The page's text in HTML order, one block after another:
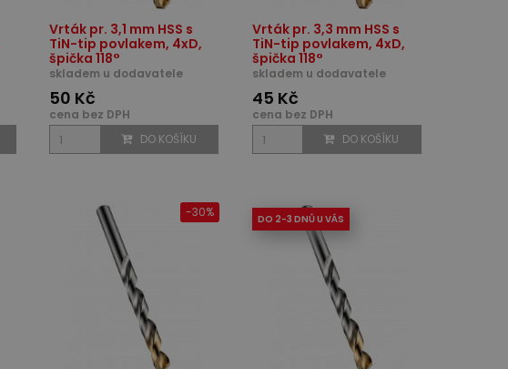
Vrták pr. 3,1 mm HSS s
TiN-tip povlakem, 4xD,
špička 118°
skladem u dodavatele
50 Kč
cena bez DPH
DO KOŠÍKU
Vrták pr. 3,3 mm HSS s
TiN-tip povlakem, 4xD,
špička 118°
skladem u dodavatele
45 Kč
cena bez DPH
DO KOŠÍKU
-30% DO 2-3 DNŮ U VÁS